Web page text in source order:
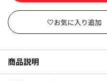
商品説明